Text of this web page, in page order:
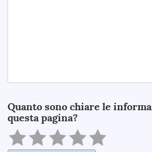
Quanto sono chiare le
questa pagina?